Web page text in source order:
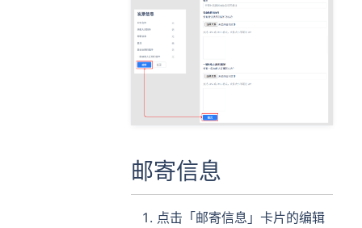
邮寄信息
点击「邮寄信息」卡片的编辑